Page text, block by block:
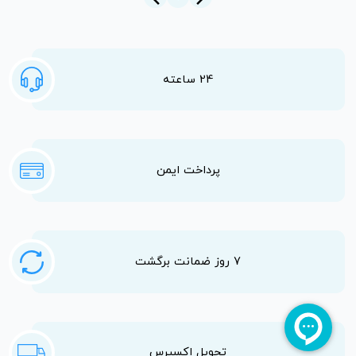
24 ساعته
پرداخت ایمن
7 روز ضمانت برگشت